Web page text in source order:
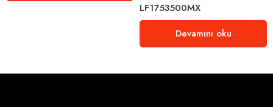
LF1753500MX
Devamını oku